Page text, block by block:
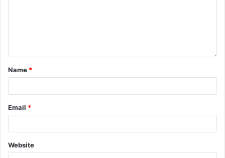
Name *
Email *
Website